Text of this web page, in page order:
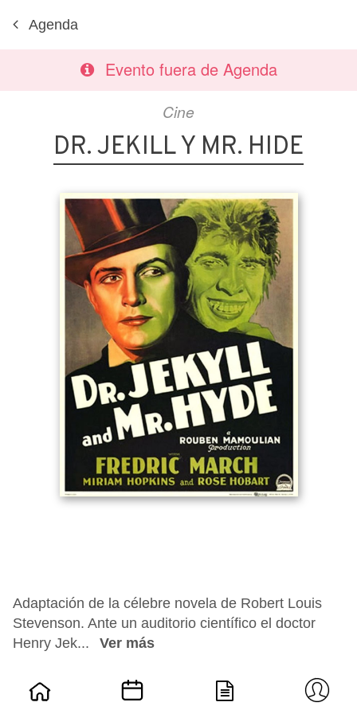
Agenda
Evento fuera de Agenda
Cine
DR. JEKILL Y MR. HIDE
Adaptación de la célebre novela de Robert Louis
Stevenson. Ante un auditorio científico el doctor
Henry Jek...
Ver más